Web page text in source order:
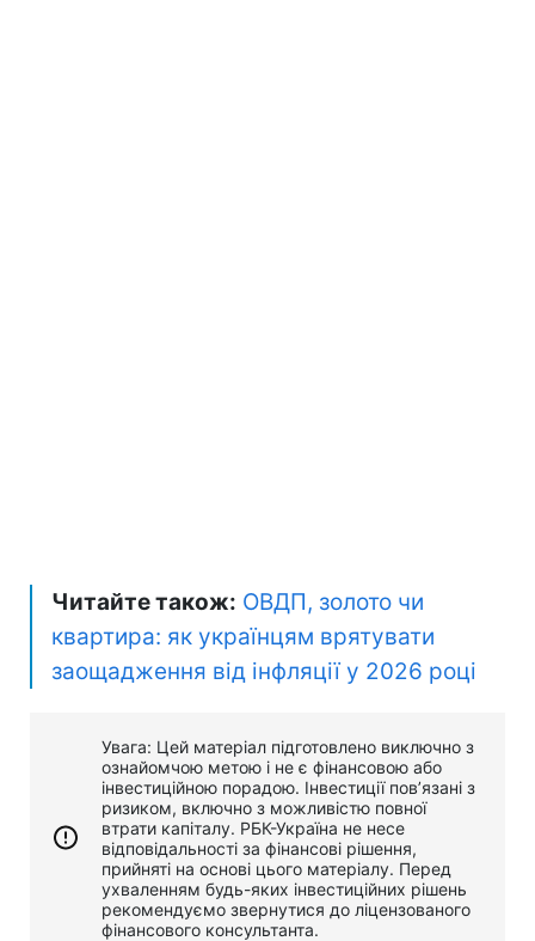
Читайте також: ОВДП, золото чи
квартира: як українцям врятувати
заощадження від інфляції у 2026 році
Увага: Цей матеріал підготовлено виключно з
ознайомчою метою і не є фінансовою або
інвестиційною порадою. Інвестиції пов’язані з
ризиком, включно з можливістю повної
втрати капіталу. РБК-Україна не несе
відповідальності за фінансові рішення,
прийняті на основі цього матеріалу. Перед
ухваленням будь-яких інвестиційних рішень
рекомендуємо звернутися до ліцензованого
фінансового консультанта.